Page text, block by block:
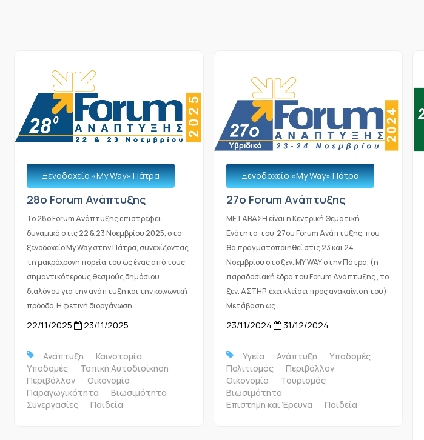
Ξενοδοχείο «Μy Way» Πάτρα
28ο Forum Ανάπτυξης
Το 28ο Forum Ανάπτυξης επιστρέφει
δυναμικά στις 22 & 23 Νοεμβρίου 2025, στο
ξενοδοχείο My Way στην Πάτρα, συνεχίζοντας
τη μακρόχρονη πορεία του ως ένας από τους
σημαντικότερους θεσμούς δημόσιου
διαλόγου για την ανάπτυξη και την κοινωνική
πρόοδο. Η φετινή διοργάνωση ....
22/11/2025 23/11/2025
Ανάπτυξη
Καινοτομία
Υποδομές
Τοπική Αυτοδιοίκηση
Περιβάλλον
Οικονομία
Παραγωγικότητα
Βιωσιμότητα
Συνεργασίες
Παιδεία
Ξενοδοχείο «Μy Way» Πάτρα
27o Forum Aνάπτυξης
ΜΕΤΑΒΑΣΗ είναι η Κεντρική Θεματική
Ενότητα του 27ου Forum Ανάπτυξης, που
θα πραγματοποιηθεί στις 23 και 24
Νοεμβρίου στο ξεν. ΜΥ WAY στην Πάτρα, (η
παραδοσιακή έδρα του Forum Ανάπτυξης , το
ξεν. ΑΣΤΗΡ έχει κλείσει προς ανακαίνισή του)
Μετάβαση ως ....
23/11/2024 31/12/2024
Υγεία Ανάπτυξη
Υποδομές
Πολιτισμός
Περιβάλλον
Οικονομία
Τουρισμός
Βιωσιμότητα
Επιστήμη και Έρευνα
Παιδεία